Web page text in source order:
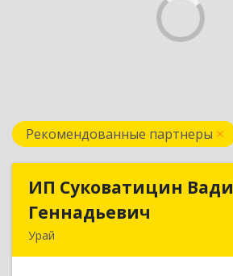
Рекомендованные партнеры
ИП Суковатицин
Геннадьевич
Урай
ИП